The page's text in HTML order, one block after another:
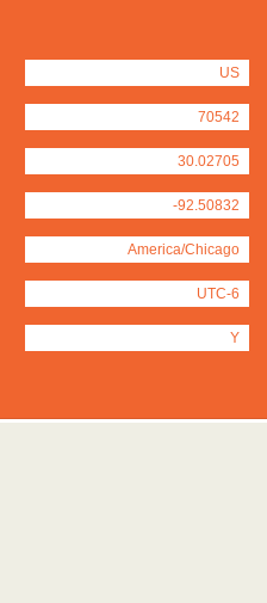
US
70542
30.02705
-92.50832
America/Chicago
UTC-6
Y